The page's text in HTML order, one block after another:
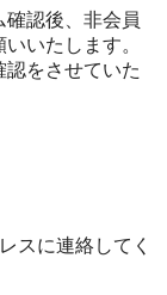
認後、非会員
いたします。
をさせていた
スに連絡してく